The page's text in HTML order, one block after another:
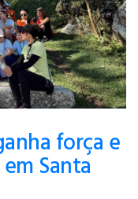
força e
Santa